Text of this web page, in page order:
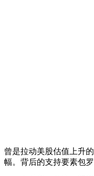
曾是拉动美股估值上升
幅。背后的支持要素包